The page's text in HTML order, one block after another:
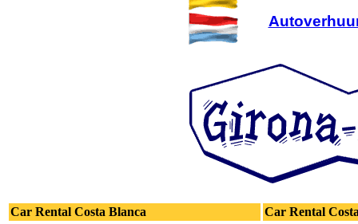
Car Rental Costa Blanca
Car Rental